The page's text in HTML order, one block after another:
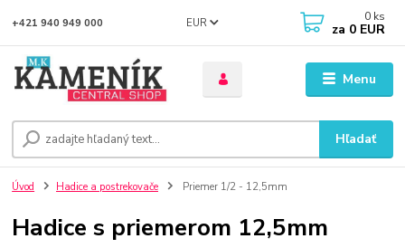
Menu
EUR
Hľadať
+421 940 949 000 0 ks
za 0 EUR
Úvod Hadice a postrekovače Priemer 1/2 - 12,5mm
Hadice s priemerom 12,5mm